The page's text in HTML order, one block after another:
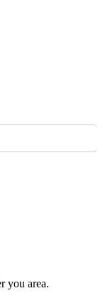
you area.